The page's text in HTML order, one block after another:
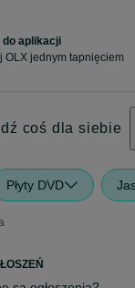
do aplikacji
OLX jednym tapnięciem
coś dla siebie
Płyty DVD